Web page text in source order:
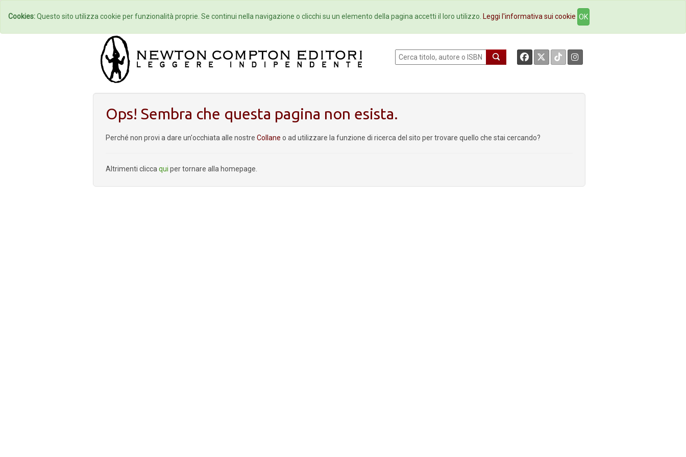
Home Autori Eventi Collane Newsletter Ebookstore Contatti
Ops! Sembra che questa pagina non esista.
Perché non provi a dare un'occhiata alle nostre Collane o ad utilizzare la funzione di ricerca del sito per trovare quello che stai cercando?
Altrimenti clicca qui per tornare alla homepage.
Cookies:Questo sito utilizza cookie per funzionalità proprie. Se continui nella navigazione o clicchi su un elemento della pagina accetti il loro utilizzo. Leggi l'informativa sui cookie OK